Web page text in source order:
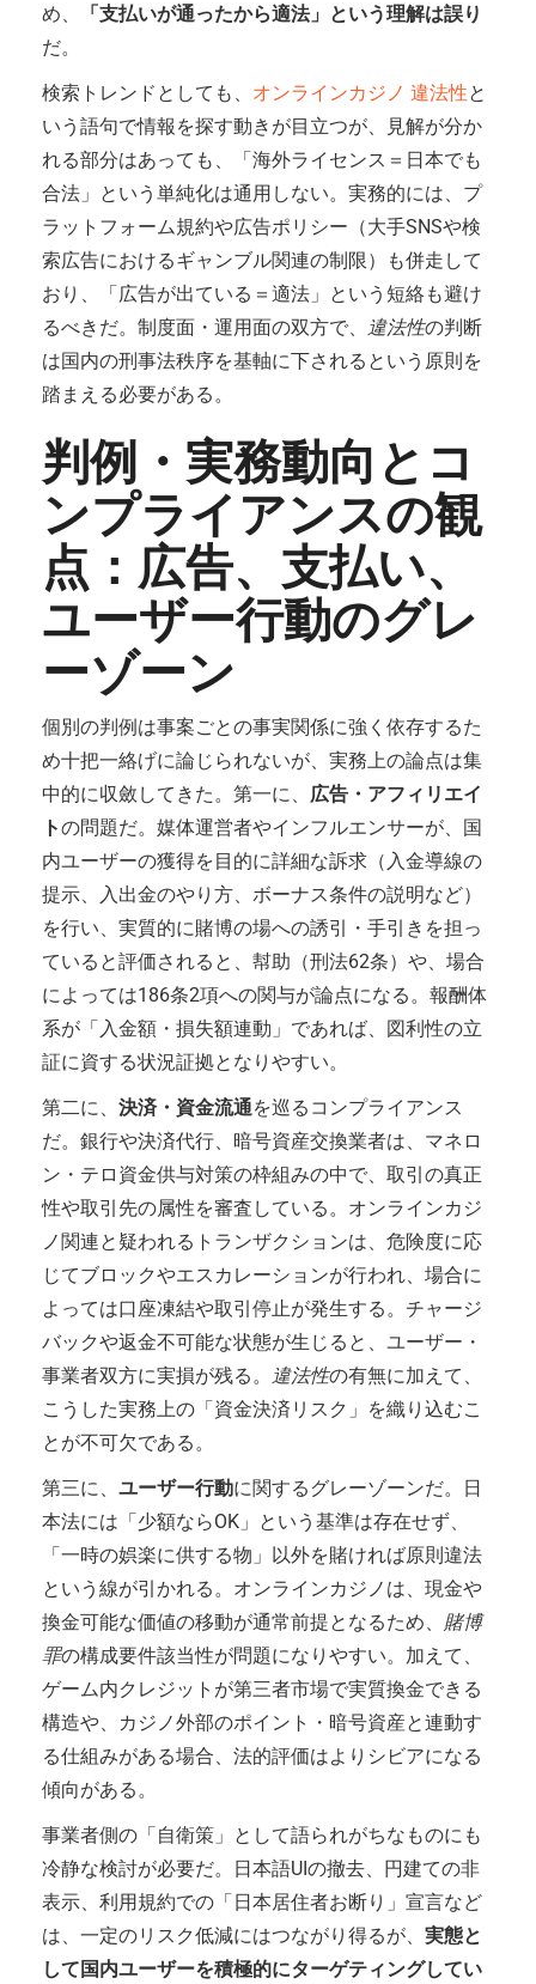
め、
「支払いが通ったから適法」という理解は誤り
だ。
検索トレンドとしても、 オンラインカジノ 違法性と
いう語句で情報を探す動きが目立つが、見解が分か
れる部分はあっても、「海外ライセンス＝日本でも
合法」という単純化は通用しない。実務的には、プ
ラットフォーム規約や広告ポリシー（大手SNSや検
索広告におけるギャンブル関連の制限）も併走して
おり、「広告が出ている＝適法」という短絡も避け
るべきだ。制度面・運用面の双方で、 違法性の判断
は国内の刑事法秩序を基軸に下されるという原則を
踏まえる必要がある。
判例・実務動向とコ
ンプライアンスの観
点：広告、支払い、
ユーザー行動のグレ
ーゾーン
個別の判例は事案ごとの事実関係に強く依存するた
め十把一絡げに論じられないが、実務上の論点は集
中的に収斂してきた。第一に、 広告・アフィリエイ
トの問題だ。媒体運営者やインフルエンサーが、国
内ユーザーの獲得を目的に詳細な訴求（入金導線の
提示、入出金のやり方、ボーナス条件の説明など）
を行い、実質的に賭博の場への誘引・手引きを担っ
ていると評価されると、幇助（刑法62条）や、場合
によっては186条2項への関与が論点になる。報酬体
系が「入金額・損失額連動」であれば、図利性の立
証に資する状況証拠となりやすい。
第二に、 決済・資金流通を巡るコンプライアンス
だ。銀行や決済代行、暗号資産交換業者は、マネロ
ン・テロ資金供与対策の枠組みの中で、取引の真正
性や取引先の属性を審査している。オンラインカジ
ノ関連と疑われるトランザクションは、危険度に応
じてブロックやエスカレーションが行われ、場合に
よっては口座凍結や取引停止が発生する。チャージ
バックや返金不可能な状態が生じると、ユーザー・
事業者双方に実損が残る。 違法性の有無に加えて、
こうした実務上の「資金決済リスク」を織り込むこ
とが不可欠である。
第三に、 ユーザー行動に関するグレーゾーンだ。日
本法には「少額ならOK」という基準は存在せず、
「一時の娯楽に供する物」以外を賭ければ原則違法
という線が引かれる。オンラインカジノは、現金や
換金可能な価値の移動が通常前提となるため、 賭博
罪の構成要件該当性が問題になりやすい。加えて、
ゲーム内クレジットが第三者市場で実質換金できる
構造や、カジノ外部のポイント・暗号資産と連動す
る仕組みがある場合、法的評価はよりシビアになる
傾向がある。
事業者側の「自衛策」として語られがちなものにも
冷静な検討が必要だ。日本語UIの撤去、円建ての非
表示、利用規約での「日本居住者お断り」宣言など
は、一定のリスク低減にはつながり得るが、 実態と
して国内ユーザーを積極的にターゲティングしてい